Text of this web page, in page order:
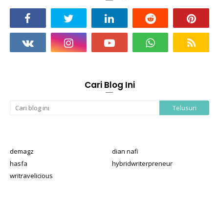
Cari Blog Ini
demagz
dian nafi
hasfa
hybridwriterpreneur
writravelicious